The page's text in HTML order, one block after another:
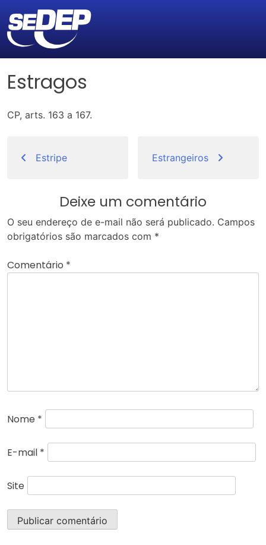
Estragos
CP, arts. 163 a 167.
de
Estripe Estrangeiros
Deixe um comentário
O seu endereço de e-mail não será publicado. Campos
obrigatórios são marcados com *
Comentário *
Nome *
E-mail *
Site